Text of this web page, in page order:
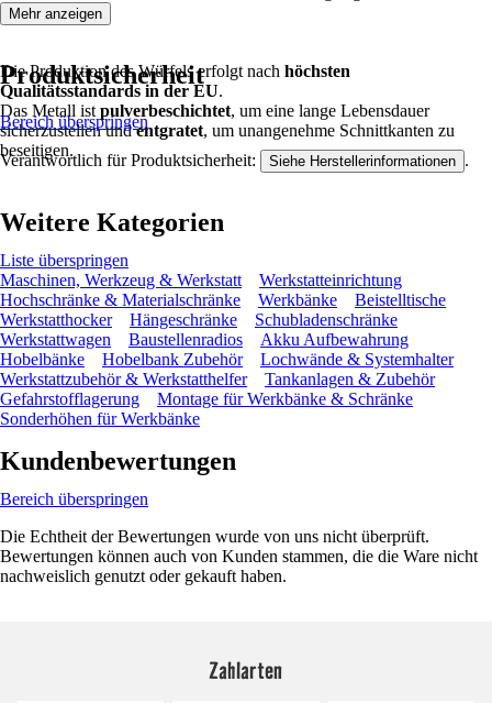
Die Produktion des Würfels erfolgt nach höchsten
Qualitätsstandards in der EU.
Das Metall ist pulverbeschichtet, um eine lange Lebensdauer
sicherzustellen undentgratet, um unangenehme Schnittkanten zu
beseitigen.
Mehr anzeigen
Produktsicherheit
Bereich überspringen
Verantwortlich für Produktsicherheit: Siehe Herstellerinformationen .
Weitere Kategorien
Liste überspringen
Maschinen, Werkzeug & Werkstatt
Werkstatteinrichtung
Hochschränke & Materialschränke
Werkbänke
Beistelltische
Werkstatthocker
Hängeschränke
Schubladenschränke
Werkstattwagen
Baustellenradios
Akku Aufbewahrung
Hobelbänke
Hobelbank Zubehör
Lochwände & Systemhalter
Werkstattzubehör & Werkstatthelfer
Tankanlagen & Zubehör
Gefahrstofflagerung
Montage für Werkbänke & Schränke
Sonderhöhen für Werkbänke
Kundenbewertungen
Bereich überspringen
Die Echtheit der Bewertungen wurde von uns nicht überprüft.
Bewertungen können auch von Kunden stammen, die die Ware nicht
nachweislich genutzt oder gekauft haben.
Zahlarten